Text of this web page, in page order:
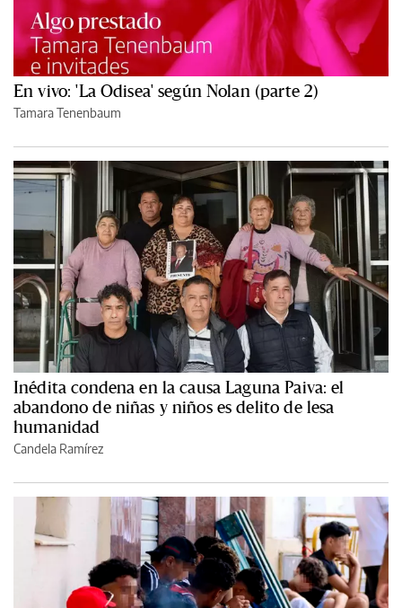
En vivo: 'La Odisea' según Nolan (parte 2)
Tamara Tenenbaum
Inédita condena en la causa Laguna Paiva: el
abandono de niñas y niños es delito de lesa
humanidad
Candela Ramírez